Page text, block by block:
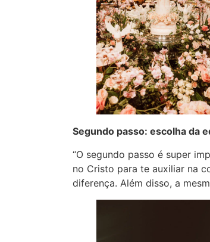
Segundo passo: escolha da
“O segundo passo é super
no Cristo para te auxiliar na
diferença. Além disso, a